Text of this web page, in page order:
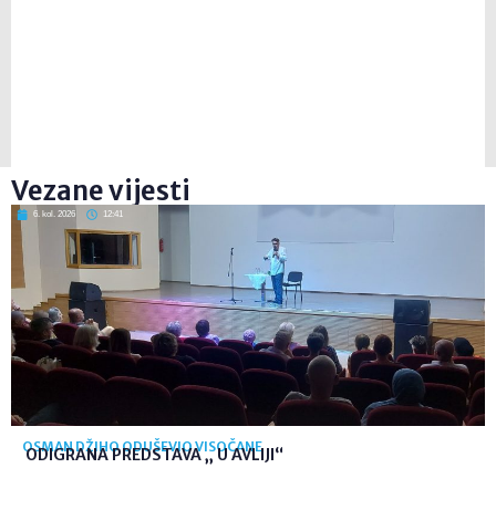
Vezane vijesti
6. kol. 2026 12:41
OSMAN DŽIHO ODUŠEVIO VISOČANE
ODIGRANA PREDSTAVA „ U AVLIJI“